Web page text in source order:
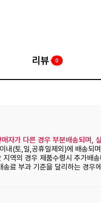
리뷰 0
자가 다른 경우 부분배송되며,
내(토,일,공휴일제외)에 배송되
역의 경우 제품수령시 추가배
료 부과 기준을 달리하는 경우